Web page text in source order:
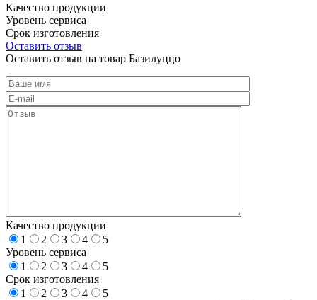
Качество продукции
Уровень сервиса
Срок изготовления
Оставить отзыв
Оставить отзыв на товар Базилуццо
Качество продукции
1
2 3 4
5
Уровень сервиса
1
2 3 4
5
Срок изготовления
1
2 3 4
5